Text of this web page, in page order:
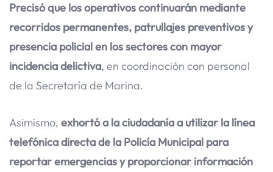
Precisó que los operativos continuarán mediante
recorridos permanentes, patrullajes preventivos y
presencia policial en los sectores con mayor
incidencia delictiva, en coordinación con personal
de la Secretaría de Marina.
Asimismo, exhortó a la ciudadanía a utilizar la línea
telefónica directa de la Policía Municipal para
reportar emergencias y proporcionar información